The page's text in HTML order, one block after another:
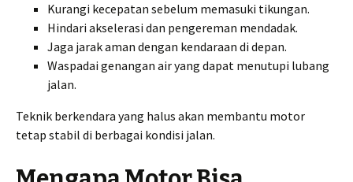
Kurangi kecepatan sebelum memasuki tikungan.
Hindari akselerasi dan pengereman mendadak.
Jaga jarak aman dengan kendaraan di depan.
Waspadai genangan air yang dapat menutupi lubang
jalan.
Teknik berkendara yang halus akan membantu motor
tetap stabil di berbagai kondisi jalan.